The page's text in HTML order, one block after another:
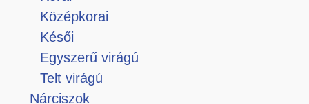
Középkorai
Késői
Egyszerű virágú
Telt virágú
Nárciszok